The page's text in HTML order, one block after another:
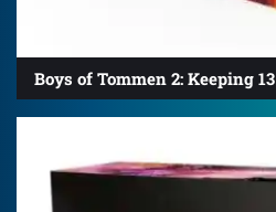
Boys of Tommen 2: Keeping 13